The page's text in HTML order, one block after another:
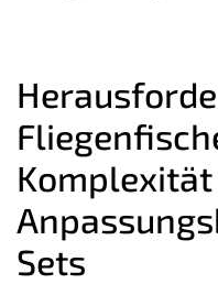
Komplexität
Sets